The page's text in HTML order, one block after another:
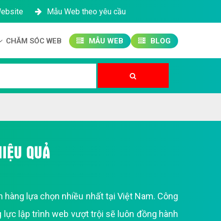
Mẫu Web theo yêu cầu
CHĂM SÓC WEB MẪU WEB BLOG
QUẢ
lựa chọn nhiều nhất tại Việt Nam. Công
lập trình web vượt trội sẽ luôn đồng hành